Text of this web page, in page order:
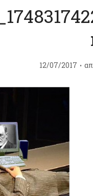
12/07/2017